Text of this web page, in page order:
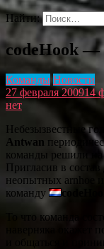
Найти:
codeHook —
Команды Новости
27 февраля 200914
нет
Небезызвестные
Antwan
команды решили на
Пригласив в
неопытных arnhoe
команду
codeHook
То что команда
наверняка окажет
и общаться и